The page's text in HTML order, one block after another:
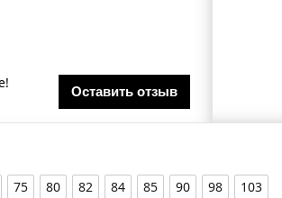
Оставить отзыв
75 80 82 84 85 90 98 103